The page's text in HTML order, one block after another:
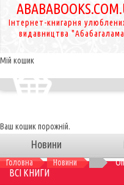
Інтернет-книгарня
видавництва
Мій кошик
Ваш кошик порожній.
Новини
Головна Новини
ВСІ КНИГИ